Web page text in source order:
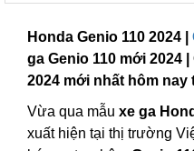
Honda Genio 110 2024 |
ga Genio 110 mới 2024
2024 mới nhất hôm nay
Vừa qua mẫu xe ga
xuất hiện tại thị trường